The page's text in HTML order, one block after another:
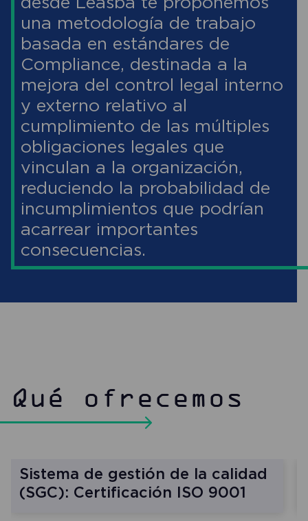
una metodología de trabajo
basada en estándares de
Compliance, destinada a la
mejora del control legal interno
y externo relativo al
cumplimiento de las múltiples
obligaciones legales que
vinculan a la organización,
reduciendo la probabilidad de
incumplimientos que podrían
acarrear importantes
consecuencias.
Qué ofrecemos
Sistema de gestión de la calidad
(SGC): Certificación ISO 9001